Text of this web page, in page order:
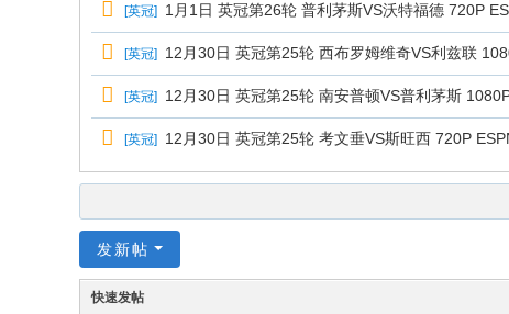
[英冠] 1月1日 英冠第26轮 普利茅斯VS沃特福德 720P
[英冠] 12月30日 英冠第25轮 西布罗姆维奇VS利兹联
[英冠] 12月30日 英冠第25轮 南安普顿VS普利茅斯
[英冠] 12月30日 英冠第25轮 考文垂VS斯旺西 720P
发新帖
快速发帖